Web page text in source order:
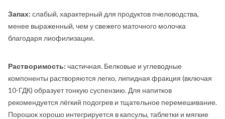
Запах: слабый, характерный для продуктов пчеловодства,
менее выраженный, чем у свежего маточного молочка
благодаря лиофилизации.
Растворимость: частичная. Белковые и углеводные
компоненты растворяются легко, липидная фракция (включая
10-ГДК) образует тонкую суспензию. Для напитков
рекомендуется лёгкий подогрев и тщательное перемешивание.
Порошок хорошо интегрируется в капсулы, таблетки и мягкие